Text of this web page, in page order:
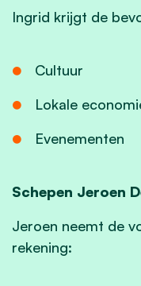
Ingrid krijgt de
Cultuur
Lokale
Evenementen
Schepen Jeroen
Jeroen neemt de
rekening: